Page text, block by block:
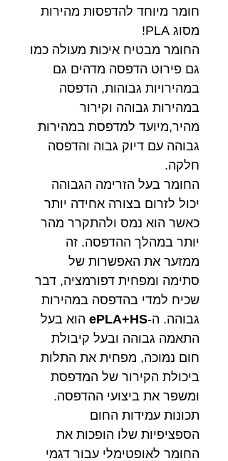
חומר מיוחד להדפסות מהירות
מסוג PLA!
החומר מבטיח איכות מעולה כמו
גם פירוט הדפסה מדהים גם
במהירויות גבוהות, הדפסה
במהירות גבוהה וקירור
מהיר,מיועד למדפסת במהירות
גבוהה עם דיוק גבוה והדפסה
חלקה.
החומר בעל הזרימה הגבוהה
יכול לזרום בצורה אחידה יותר
כאשר הוא נמס ולהתקרר מהר
יותר במהלך ההדפסה. זה
ממזער את האפשרות של
סתימה ומפחית דפורמציה, דבר
שכיח למדי בהדפסה במהירות
גבוהה. ה-ePLA+HS הוא בעל
התאמה גבוהה ובעל קיבולת
חום נמוכה, מפחית את התלות
ביכולת הקירור של המדפסת
ומשפר את ביצועי ההדפסה.
תכונות עמידות החום
הספציפיות שלו הופכות את
החומר לאופטימלי עבור דגמי